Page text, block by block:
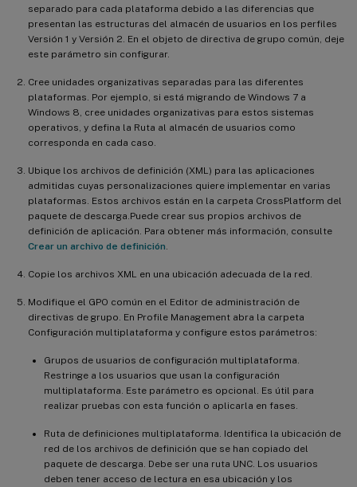
separado para cada plataforma debido a las diferencias que
presentan las estructuras del almacén de usuarios en los perfiles
Versión 1 y Versión 2. En el objeto de directiva de grupo común, deje
este parámetro sin configurar.
Cree unidades organizativas separadas para las diferentes
plataformas. Por ejemplo, si está migrando de Windows 7 a
Windows 8, cree unidades organizativas para estos sistemas
operativos, y defina la Ruta al almacén de usuarios como
corresponda en cada caso.
Ubique los archivos de definición (XML) para las aplicaciones
admitidas cuyas personalizaciones quiere implementar en varias
plataformas. Estos archivos están en la carpeta CrossPlatform del
paquete de descarga.Puede crear sus propios archivos de
definición de aplicación. Para obtener más información, consulte
Crear un archivo de definición
Copie los archivos XML en una ubicación adecuada de la red.
Modifique el GPO común en el Editor de administración de
directivas de grupo. En Profile Management abra la carpeta
Configuración multiplataforma y configure estos parámetros:
Grupos de usuarios de configuración multiplataforma.
Restringe a los usuarios que usan la configuración
multiplataforma. Este parámetro es opcional. Es útil para
realizar pruebas con esta función o aplicarla en fases.
Ruta de definiciones multiplataforma. Identifica la ubicación de
red de los archivos de definición que se han copiado del
paquete de descarga. Debe ser una ruta UNC. Los usuarios
deben tener acceso de lectura en esa ubicación y los